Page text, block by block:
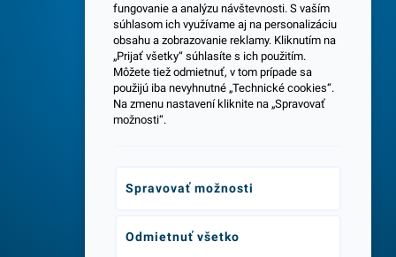
Centrála a predajňa v Senci
fungovanie a analýzu návštevnosti. S vaším
súhlasom ich využívame aj na personalizáciu
obsahu a zobrazovanie reklamy. Kliknutím na
„Prijať všetky“ súhlasíte s ich použitím.
Môžete tiež odmietnuť, v tom prípade sa
použijú iba nevyhnutné „Technické cookies“.
Na zmenu nastavení kliknite na „Spravovať
možnosti“.
Spravovať možnosti
Odmietnuť všetko